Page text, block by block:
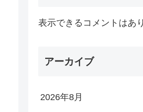
表示できるコメントはあ
アーカイブ
2026年8月